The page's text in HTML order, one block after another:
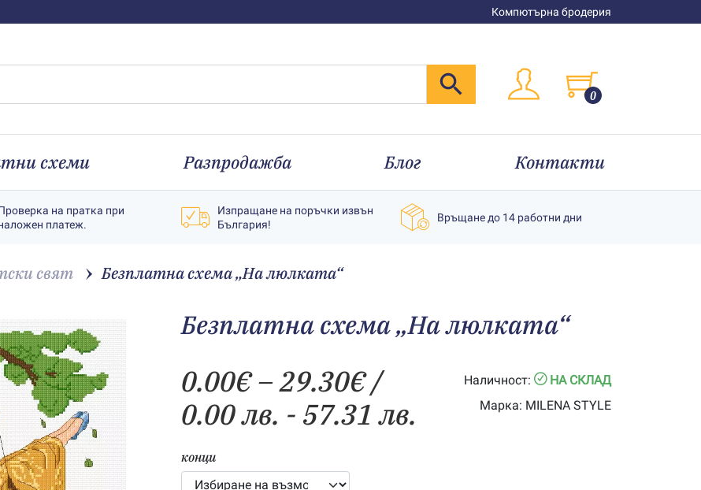
Компютърна бродерия
0
схеми Разпродажба Блог Контакти
на пратка при
платеж.
Изпращане на поръчки извън
България!
Връщане до 14 работни дни
свят Безплатна схема „На люлката“
Безплатна схема „На люлката“
0.00€–29.30€Price
range:
/
0.00 лв. - 57.31 лв.
Наличност:
НА СКЛАД
Марка: MILENA STYLE
конци